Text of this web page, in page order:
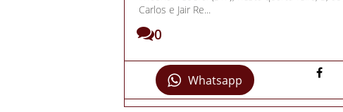
Carlos e Jair Re...
0
Whatsapp